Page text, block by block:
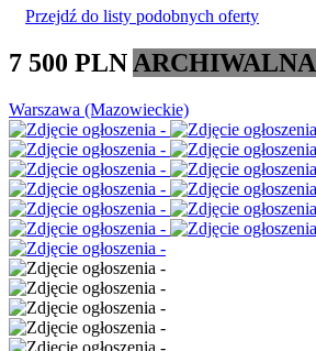
Przejdź do listy podobnych oferty
7 500 PLN ARCHIWALNA
Warszawa (Mazowieckie)